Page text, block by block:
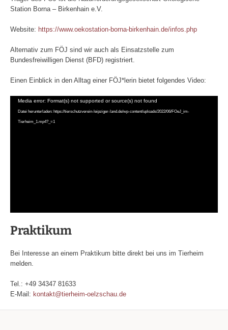
Station Borna – Birkenhain e.V.
Website: https://www.oekostation-borna-birkenhain.de/infos.php
Alternativ zum FÖJ sind wir auch als Einsatzstelle zum
Bundesfreiwilligen Dienst (BFD) registriert.
Einen Einblick in den Alltag einer FÖJ*lerin bietet folgendes Video:
Video-
Player
Media error: Format(s) not supported or source(s) not found
Datei herunterladen: https://tierschutzverein-leipziger-land.de/wp-content/uploads/2022/06/FOeJ_im-
Tierheim_1.mp4?_=1
Praktikum
Bei Interesse an einem Praktikum bitte direkt bei uns im Tierheim
melden.
Tel.: +49 34347 81633
E-Mail: kontakt@tierheim-oelzschau.de